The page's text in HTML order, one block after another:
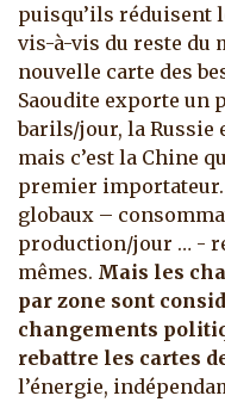
puisqu’ils réduisent
vis-à-vis du reste du
nouvelle carte des
Saoudite exporte un
barils/jour, la Russie
mais c’est la Chine
premier
globaux –
production/jour … -
mêmes. Mais les
par zone sont
changements
rebattre les cartes
l’énergie,